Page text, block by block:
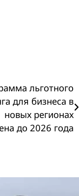
льготного
для бизнеса в
новых регионах
до 2026 года